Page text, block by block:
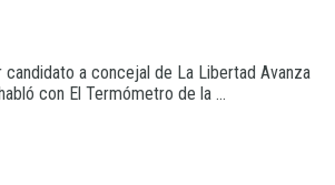
candidato a concejal de La Libertad Avanza
con El Termómetro de la ...